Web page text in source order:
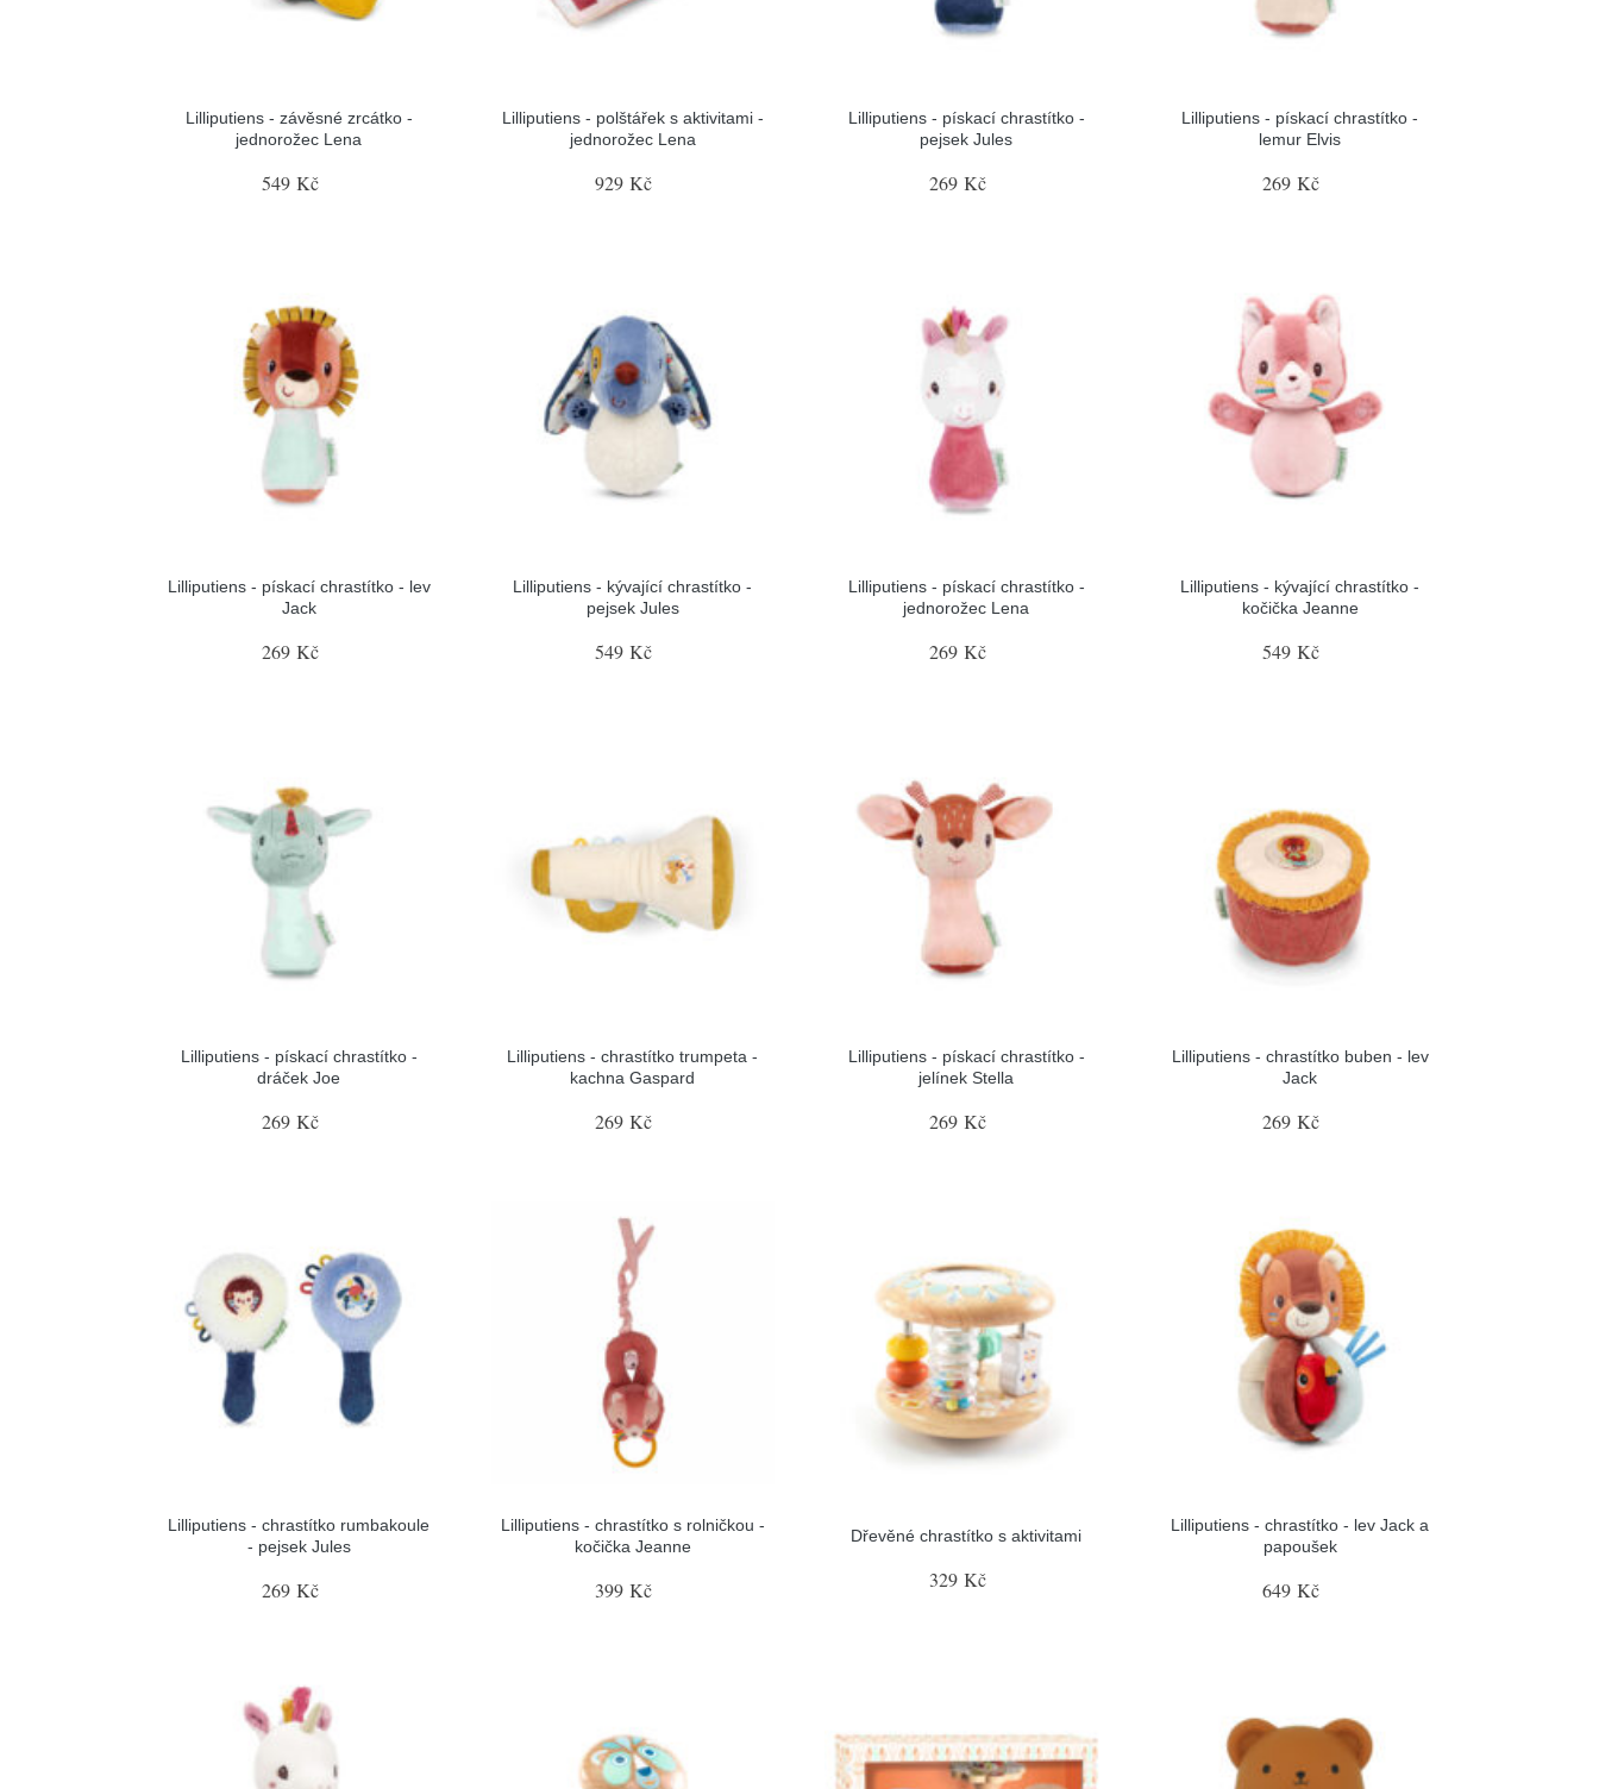
Lilliputiens - závěsné zrcátko -
jednorožec Lena
549 Kč
Lilliputiens - polštářek s aktivitami -
jednorožec Lena
929 Kč
Lilliputiens - pískací chrastítko -
pejsek Jules
269 Kč
Lilliputiens - pískací chrastítko -
lemur Elvis
269 Kč
Lilliputiens - pískací chrastítko - lev
Jack
269 Kč
Lilliputiens - kývající chrastítko -
pejsek Jules
549 Kč
Lilliputiens - pískací chrastítko -
jednorožec Lena
269 Kč
Lilliputiens - kývající chrastítko -
kočička Jeanne
549 Kč
Lilliputiens - pískací chrastítko -
dráček Joe
269 Kč
Lilliputiens - chrastítko trumpeta -
kachna Gaspard
269 Kč
Lilliputiens - pískací chrastítko -
jelínek Stella
269 Kč
Lilliputiens - chrastítko buben - lev
Jack
269 Kč
Lilliputiens - chrastítko rumbakoule
- pejsek Jules
269 Kč
Lilliputiens - chrastítko s rolničkou -
kočička Jeanne
399 Kč
Dřevěné chrastítko s aktivitami
329 Kč
Lilliputiens - chrastítko - lev Jack a
papoušek
649 Kč